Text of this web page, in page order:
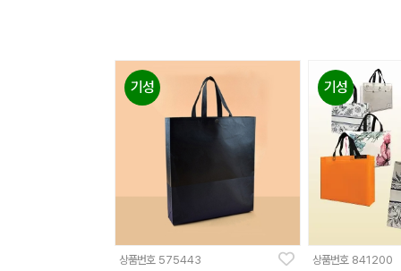
기성
상품번호 575443
기성
상품번호 841200